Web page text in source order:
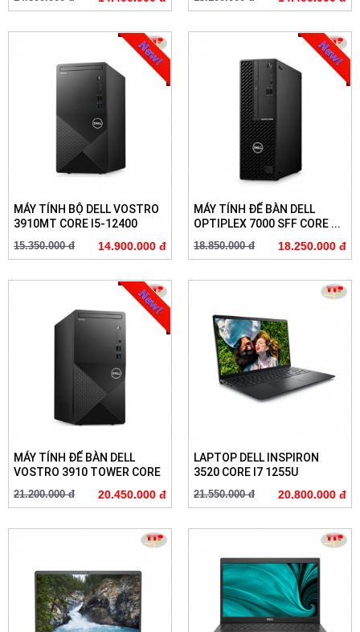
MÁY TÍNH BỘ DELL VOSTRO
3910MT CORE I5-12400
15.350.000 đ 14.900.000 đ
MÁY TÍNH ĐỂ BÀN DELL
OPTIPLEX 7000 SFF CORE ...
18.850.000 đ 18.250.000 đ
MÁY TÍNH ĐỂ BÀN DELL
VOSTRO 3910 TOWER CORE
21.200.000 đ 20.450.000 đ
LAPTOP DELL INSPIRON
3520 CORE I7 1255U
21.550.000 đ 20.800.000 đ